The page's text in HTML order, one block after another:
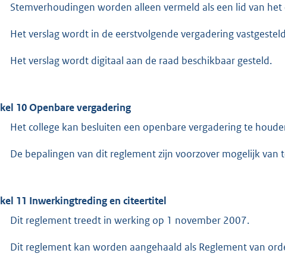
Stemverhoudingen worden alleen vermeld als een lid van
Het verslag wordt in de eerstvolgende vergadering
Het verslag wordt digitaal aan de raad beschikbaar gesteld.
10 Openbare vergadering
Het college kan besluiten een openbare vergadering te
De bepalingen van dit reglement zijn voorzover mogelijk van
11 Inwerkingtreding en citeertitel
Dit reglement treedt in werking op 1 november 2007.
Dit reglement kan worden aangehaald als Reglement van